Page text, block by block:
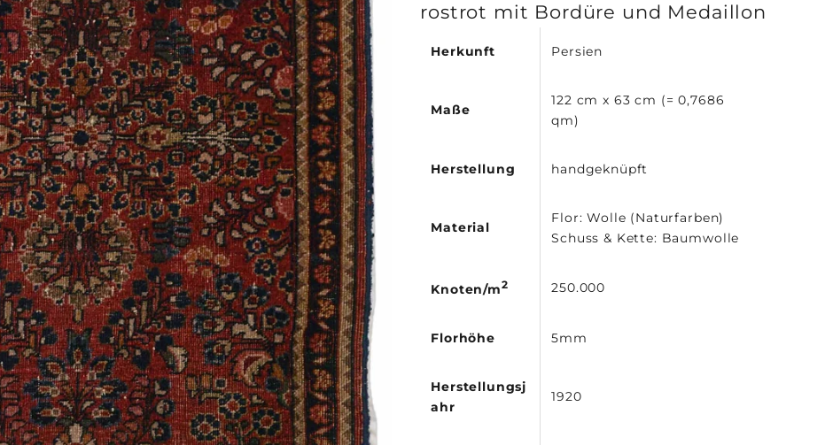
rostrot mit Bordüre und Medaillon
Herkunft Persien
Maße
122 cm x 63 cm (= 0,7686
qm)
Herstellung handgeknüpft
Material
Flor: Wolle (Naturfarben)
Schuss & Kette: Baumwolle
Knoten/m2 250.000
Florhöhe 5mm
Herstellungsj
ahr
1920